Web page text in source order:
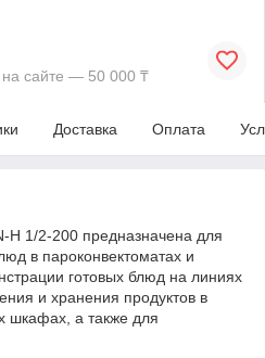
сайте — 50 000 ₸
Доставка Оплата
H 1/2-200 предназначена для
в пароконвектоматах и
готовых блюд на линиях
и хранения продуктов в
шкафах, а также для